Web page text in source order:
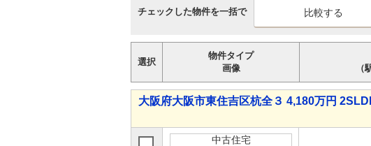
チェックした物件を一括で
選択
物件タイプ
画像
（
大阪府大阪市東住吉区杭全３ 4,180万円
中古住宅